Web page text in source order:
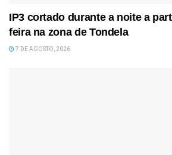
IP3 cortado durante a noite a
feira na zona de Tondela
7 DE AGOSTO, 2026